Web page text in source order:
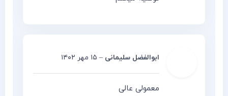
ابوالفضل سلیمانی – ۱۵ مهر ۱۴۰۲
معمولی عالی